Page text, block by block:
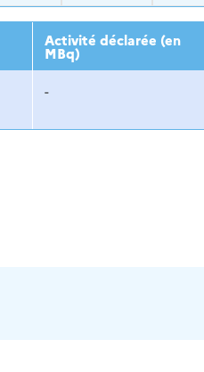
Activité déclarée (en
MBq)
-